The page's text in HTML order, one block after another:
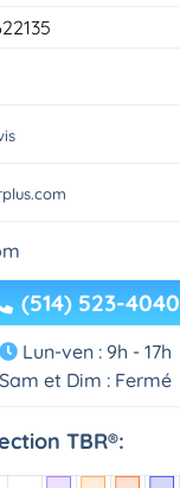
(514) 523-4040
Lun-ven : 9h - 17h
Sam et Dim : Fermé
TBR®: